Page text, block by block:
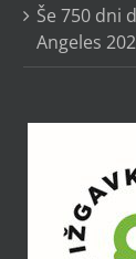
Še 750 dni
Angeles